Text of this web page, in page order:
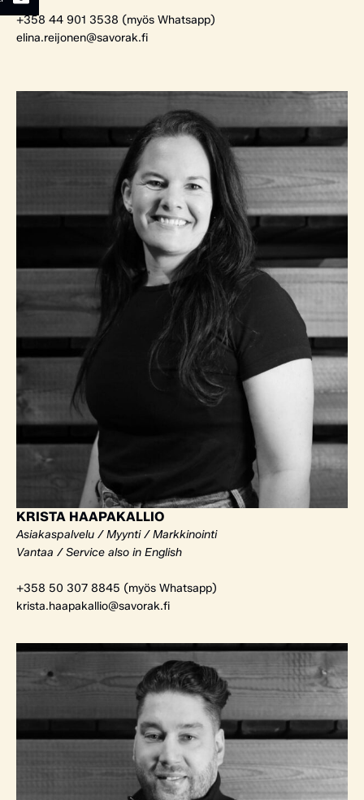
+358 44 901 3538 (myös Whatsapp)
elina.reijonen@savorak.fi
KRISTA HAAPAKALLIO
Asiakaspalvelu / Myynti / Markkinointi
Vantaa / Service also in English
+358 50 307 8845 (myös Whatsapp)
krista.haapakallio@savorak.fi